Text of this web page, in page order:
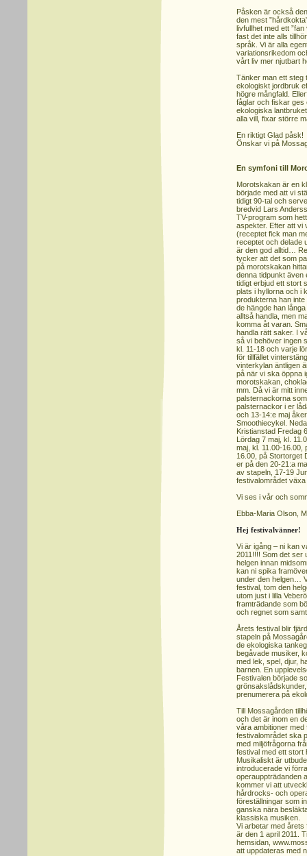
Påsken är också
den mest
livfullhet med ett
fast det inte alls
språk. Vi är alla
variationsrikedom
vårt liv mer njutbart
Tänker man ett steg
ekologiskt jordbruk
högre mångfald.
fåglar och fiskar ges
ekologiska
alla vill, fixar större
En riktigt Glad påsk!
Önskar vi på
En symfoni till
Morotskakan är en
började med att vi
tidigt 90-tal och
bredvid Lars
TV-program som
aspekter. Efter att vi
(receptet fick man
receptet och delade
är den god alltid…
tycker att det som
på morotskakan
denna tidpunkt även
tidigt erbjud ett stort
plats i hyllorna och i
produkterna han
de hängde han
alltså handla, men
komma åt varan.
handla rätt saker. I
så vi behöver ingen
kl. 11-18 och varje
för tillfället
vinterkylan äntligen
på när vi ska öppna
morotskakan,
mm. Då vi är mitt
palsternackorna
palsternackor i er
och 13-14:e maj
Smoothiecykel.
Kristianstad Fredag
Lördag 7 maj, kl.
maj, kl. 11.00-16.00,
16.00, på Stortorget
er på den 20-21:a
av stapeln, 17-19
festivalområdet
Vi ses i vår och
Ebba-Maria Olson,
Hej festivalvänner!
Vi är igång – ni kan
2011!!!! Som det ser
helgen innan
kan ni spika
under den helgen…
festival, tom den
utom just i lilla
framträdande som
och regnet som
Årets festival blir
stapeln på
de ekologiska
begåvade musiker,
med lek, spel, djur,
barnen. En
Festivalen började
prenumerera på
Till Mossagården
och det är inom en
våra ambitioner med
festivalområdet ska
med miljöfrågorna
festival med ett stort
Musikaliskt är
introducerade vi
operauppträdanden
kommer vi att
hårdrocks- och
föreställningar som
ganska nära
klassiska musiken.
Vi arbetar med årets
är den 1 april 2011.
hemsidan,
att uppdateras med